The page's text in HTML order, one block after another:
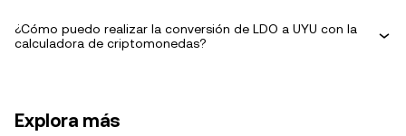
¿Cómo puedo realizar la conversión de LDO a UYU con la
calculadora de criptomonedas?
Explora más